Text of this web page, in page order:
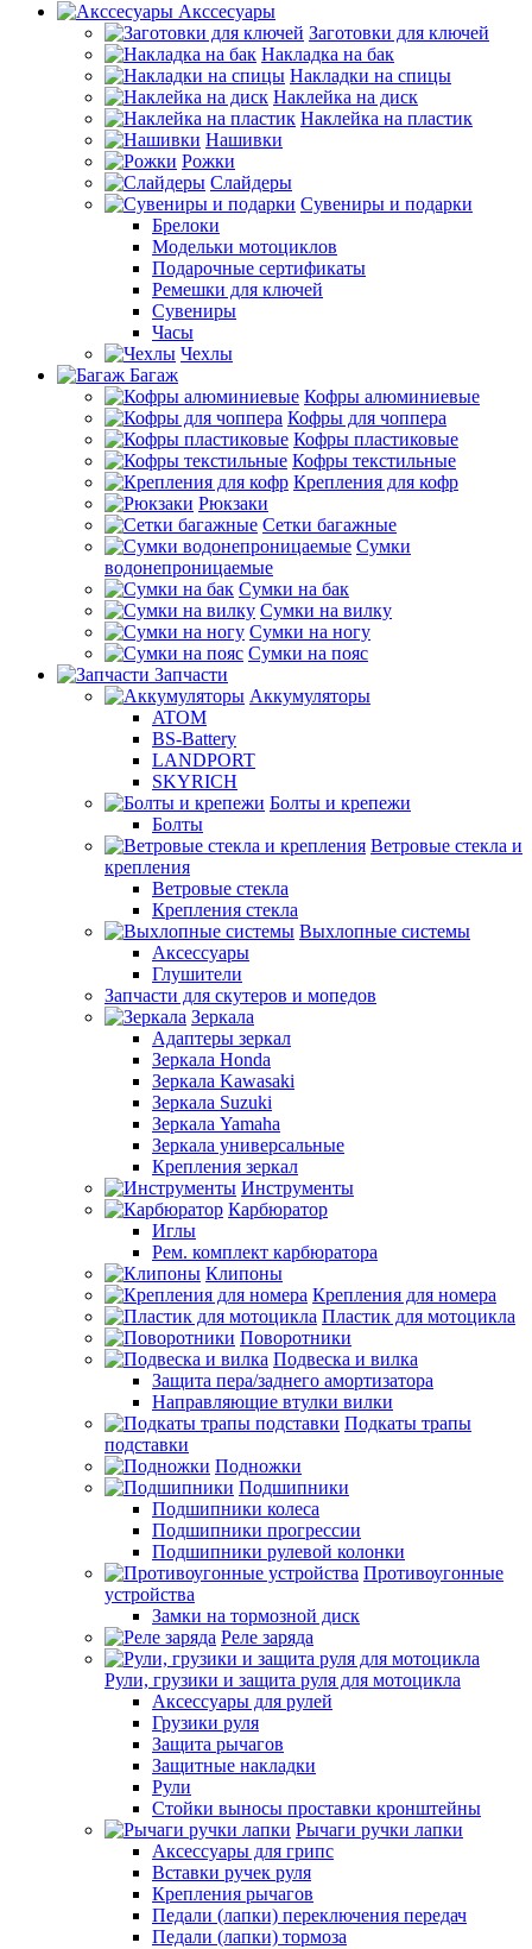
Акссесуары
Заготовки для ключей
Накладка на бак
Накладки на спицы
Наклейка на диск
Наклейка на пластик
Нашивки
Рожки
Слайдеры
Сувениры и подарки
Брелоки
Модельки мотоциклов
Подарочные сертификаты
Ремешки для ключей
Сувениры
Часы
Чехлы
Багаж
Кофры алюминиевые
Кофры для чоппера
Кофры пластиковые
Кофры текстильные
Крепления для кофр
Рюкзаки
Сетки багажные
Сумки
водонепроницаемые
Сумки на бак
Сумки на вилку
Сумки на ногу
Сумки на пояс
Запчасти
Аккумуляторы
ATOM
BS-Battery
LANDPORT
SKYRICH
Болты и крепежи
Болты
Ветровые стекла и
крепления
Ветровые стекла
Крепления стекла
Выхлопные системы
Аксессуары
Глушители
Запчасти для скутеров и мопедов
Зеркала
Адаптеры зеркал
Зеркала Honda
Зеркала Kawasaki
Зеркала Suzuki
Зеркала Yamaha
Зеркала универсальные
Крепления зеркал
Инструменты
Карбюратор
Иглы
Рем. комплект карбюратора
Клипоны
Крепления для номера
Пластик для мотоцикла
Поворотники
Подвеска и вилка
Защита пера/заднего амортизатора
Направляющие втулки вилки
Подкаты трапы
подставки
Подножки
Подшипники
Подшипники колеса
Подшипники прогрессии
Подшипники рулевой колонки
Противоугонные
устройства
Замки на тормозной диск
Реле заряда
Рули, грузики и защита руля для мотоцикла
Аксессуары для рулей
Грузики руля
Защита рычагов
Защитные накладки
Рули
Стойки выносы проставки кронштейны
Рычаги ручки лапки
Аксессуары для грипс
Вставки ручек руля
Крепления рычагов
Педали (лапки) переключения передач
Педали (лапки) тормоза